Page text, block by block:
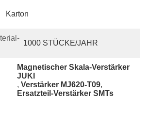
Karton
1000 STÜCKE/JAHR
Magnetischer Skala-Verstärker
JUKI
, Verstärker MJ620-T09,
Ersatzteil-Verstärker SMTs